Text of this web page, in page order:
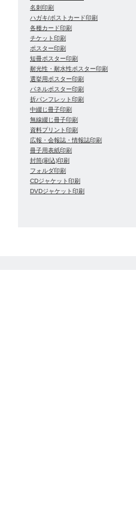
名刺印刷
ハガキ/ポストカード印刷
各種カード印刷
チケット印刷
ポスター印刷
短冊ポスター印刷
耐光性・耐水性ポスター印刷
選挙用ポスター印刷
パネルポスター印刷
折パンフレット印刷
中綴じ冊子印刷
無線綴じ冊子印刷
資料プリント印刷
広報・会報誌・情報誌印刷
冊子用表紙印刷
封筒(刷込)印刷
フォルダ印刷
CDジャケット印刷
DVDジャケット印刷